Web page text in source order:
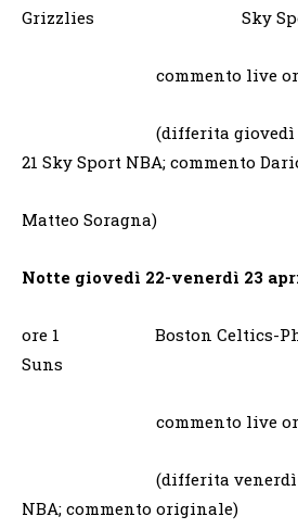
Grizzlies Sky Sport
commento live
(differita giovedì ore
21 Sky Sport NBA; commento
Matteo Soragna)
Notte giovedì 22-venerdì 23
ore 1 Boston Celtics-
Suns Sky
commento live
(differita venerdì ore
NBA; commento originale)